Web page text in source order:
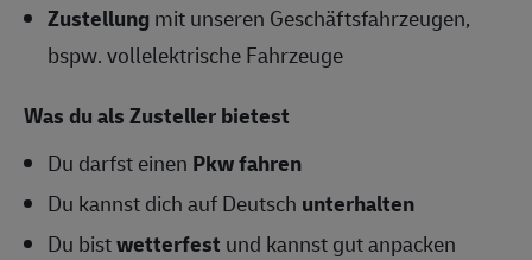
Zustellungmit unseren Geschäftsfahrzeugen,
bspw. vollelektrische Fahrzeuge
Was du als Zusteller bietest
Du darfst einen Pkw fahren
Du kannst dich auf Deutsch unterhalten
Du bistwetterfest und kannst gut anpacken